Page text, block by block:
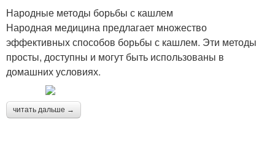
Народные методы борьбы с кашлем
Народная медицина предлагает множество
эффективных способов борьбы с кашлем. Эти методы
просты, доступны и могут быть использованы в
домашних условиях.
читать дальше →